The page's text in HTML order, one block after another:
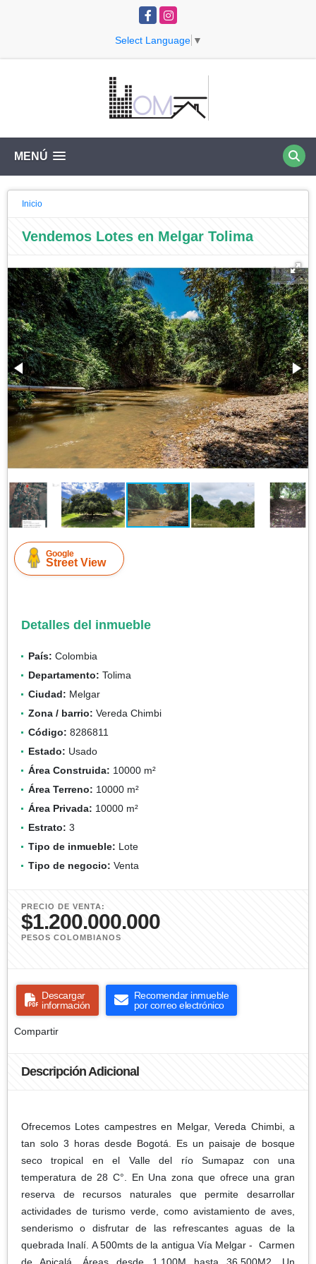
FacebookInstagram
Select Language ▼
MENÚ
Inicio
Vendemos Lotes en Melgar Tolima
Google
Street View
Detalles del inmueble
País: Colombia
Departamento: Tolima
Ciudad: Melgar
Zona / barrio: Vereda Chimbi
Código: 8286811
Estado: Usado
Área Construida: 10000 m²
Área Terreno: 10000 m²
Área Privada: 10000 m²
Estrato: 3
Tipo de inmueble: Lote
Tipo de negocio: Venta
PRECIO DE VENTA:
$1.200.000.000
PESOS COLOMBIANOS
Descargar
información
Recomendar inmueble
por correo electrónico
Compartir
Descripción Adicional
Ofrecemos Lotes campestres en Melgar, Vereda Chimbi, a
tan solo 3 horas desde Bogotá. Es un paisaje de bosque
seco tropical en el Valle del río Sumapaz con una
temperatura de 28 C°. En Una zona que ofrece una gran
reserva de recursos naturales que permite desarrollar
actividades de turismo verde, como avistamiento de aves,
senderismo o disfrutar de las refrescantes aguas de la
quebrada Inalí. A 500mts de la antigua Vía Melgar - Carmen
de Apicalá. Áreas desde 1.100M hasta 36.500M2. Un